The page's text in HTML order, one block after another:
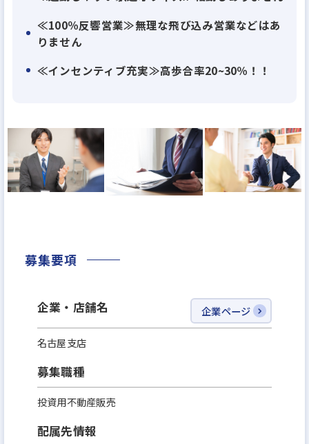
★アピールポイント★
＊2025年4月開設！綺麗な新オフィス
＊土日祝休みOK
＊休日出勤ゼロ
＊徒歩5分の駅チカ
これら充実した環境があるからこそ
ワークライフバランスを重視した働き方が可能に！
例えばプライベートの充実。
残業は月20h以内ととても少なく
1日に換算すると1hあるかないか程度。
≪100％反響営業≫無理な飛び込み営業などはあ
りません
≪インセンティブ充実≫高歩合率20~30％！！
募集要項
企業・店舗名 企業ページ
名古屋支店
募集職種
投資用不動産販売
配属先情報